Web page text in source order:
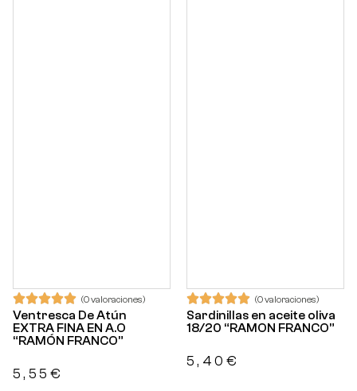
(0 valoraciones)
Ventresca De Atún
EXTRA FINA EN A.O
“RAMÓN FRANCO”
5,55 €
(0 valoraciones)
Sardinillas en aceite oliva
18/20 “RAMON FRANCO”
5,40 €